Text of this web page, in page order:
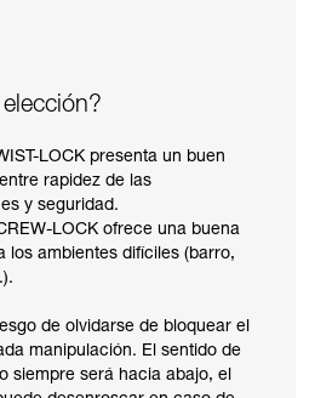
LOCK presenta un buen
rapidez de las
y seguridad.
LOCK ofrece una buena
los ambientes difíciles (barro,
de olvidarse de bloquear el
manipulación. El sentido de
siempre será hacia abajo, el